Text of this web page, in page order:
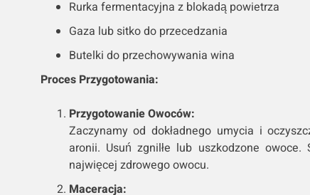
Rurka fermentacyjna z blokadą powietrza
Gaza lub sitko do przecedzania
Butelki do przechowywania wina
Proces Przygotowania:
Przygotowanie Owoców:
Zaczynamy od dokładnego umycia i
aronii. Usuń zgnilłe lub uszkodzone
najwięcej zdrowego owocu.
Maceracja: